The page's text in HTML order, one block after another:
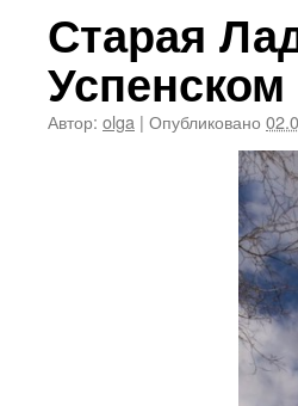
Старая
Автор: olga | Опубликовано